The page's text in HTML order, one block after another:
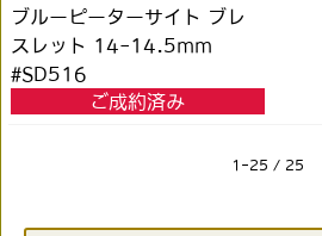
ブルーピーターサイト ブレ
スレット 14-14.5mm
#SD516
ご成約済み
1-25 / 25